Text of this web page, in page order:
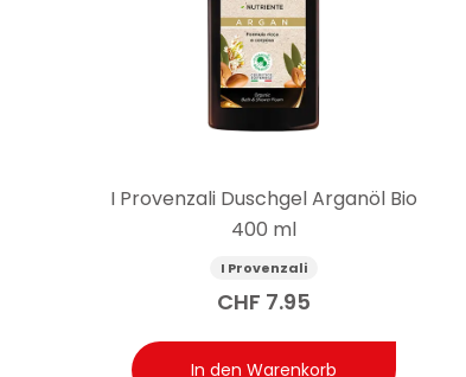
I Provenzali Duschgel Arganöl Bio
400 ml
I Provenzali
CHF 7.95
In den Warenkorb